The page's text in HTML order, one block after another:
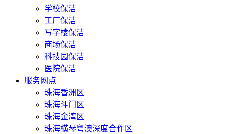
学校保洁
工厂保洁
写字楼保洁
商场保洁
科技园保洁
医院保洁
服务网点
珠海香洲区
珠海斗门区
珠海金湾区
珠海横琴粤澳深度合作区